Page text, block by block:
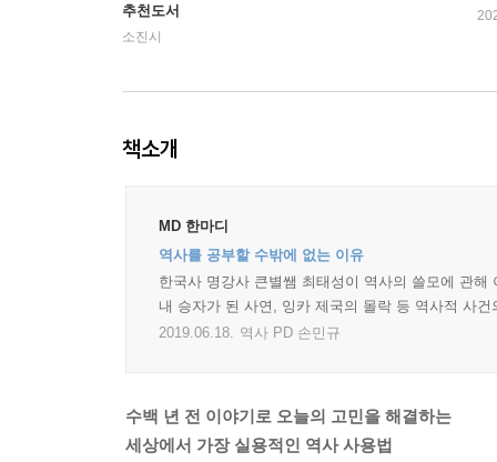
추천도서
소진시
책소개
MD 한마디
역사를 공부할 수밖에 없는 이유
한국사 명강사 큰별쌤 최태성이 역사의 쓸모에 관
내 승자가 된 사연, 잉카 제국의 몰락 등 역사적 사
2019.06.18. 역사 PD 손민규
수백 년 전 이야기로 오늘의 고민을 해결하는
세상에서 가장 실용적인 역사 사용법